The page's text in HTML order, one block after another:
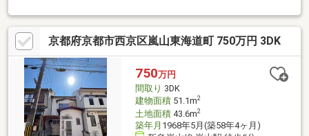
ある敷地！●周辺にはコンビニ２件ございます！ →駅前には京
都銀行もあり、便利♪ 資金計画もお任せ下さい！━━ｖ
━━━━━━━━━━━━━・どれぐらいの住宅ローンが組め
る？・借入があるけどローンは組める？ など…！何でもお気軽
にご相談下さいませ！不動産のプロが最適な方法をご提案いたし
ます！
京都府京都市西京区嵐山東海道町 750万円 3DK
750万円
間取り 3DK
建物面積51.1m2
土地面積43.6m2
築年月 1968年5月(築58年4ヶ月)